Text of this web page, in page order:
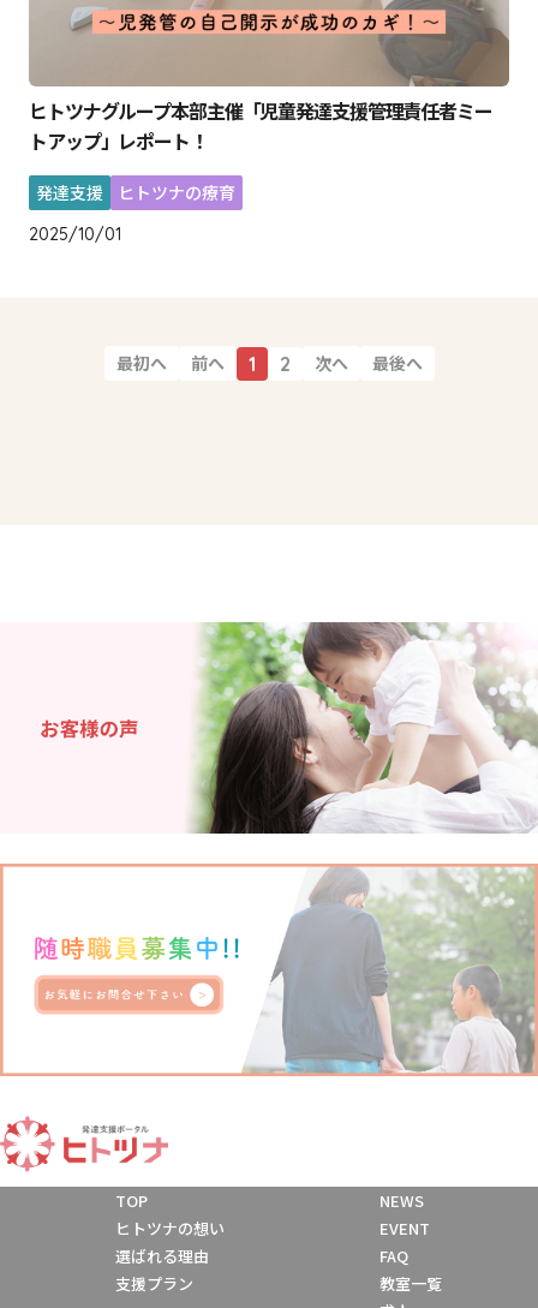
ヒトツナグループ本部主催「児童発達支援管理責任者ミー
トアップ」レポート！
発達支援 ヒトツナの療育
2025/10/01
最初へ 前へ 1 2 次へ 最後へ
TOP
ヒトツナの想い
選ばれる理由
支援プラン
NEWS
EVENT
FAQ
教室一覧